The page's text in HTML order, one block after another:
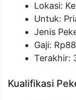
Lokasi:
Untuk:
Jenis
Gaji: Rp
Terakhir:
Kualifikasi